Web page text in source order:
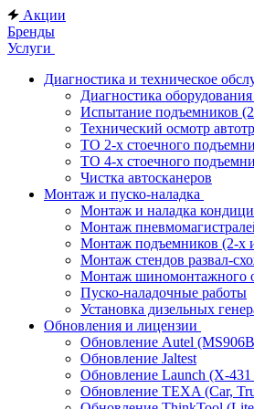
Акции
Бренды
Услуги
Диагностика и техническое
Диагностика
Испытание подъемников
Технический осмотр
ТО 2-х стоечного
ТО 4-х стоечного
Чистка автосканеров
Монтаж и пуско-наладка
Монтаж и наладка
Монтаж
Монтаж подъемников (2-х
Монтаж стендов развал-
Монтаж шиномонтажного
Пуско-наладочные работы
Установка дизельных
Обновления и лицензии
Обновление Autel
Обновление Jaltest
Обновление Launch (X-431
Обновление TEXA (Car,